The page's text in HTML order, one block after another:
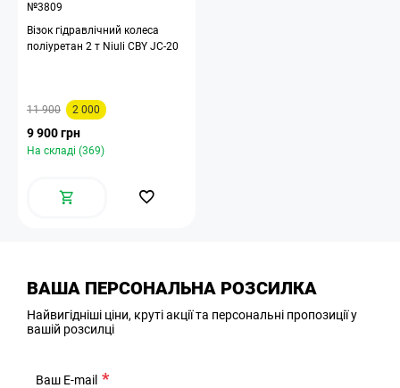
№3809
Візок гідравлічний колеса
поліуретан 2 т Niuli CBY JС-20
11 900 2 000
9 900 грн
На складі (369)
ВАША ПЕРСОНАЛЬНА РОЗСИЛКА
Найвигідніші ціни, круті акції та персональні пропозиції у
вашій розсилці
Ваш E-mail